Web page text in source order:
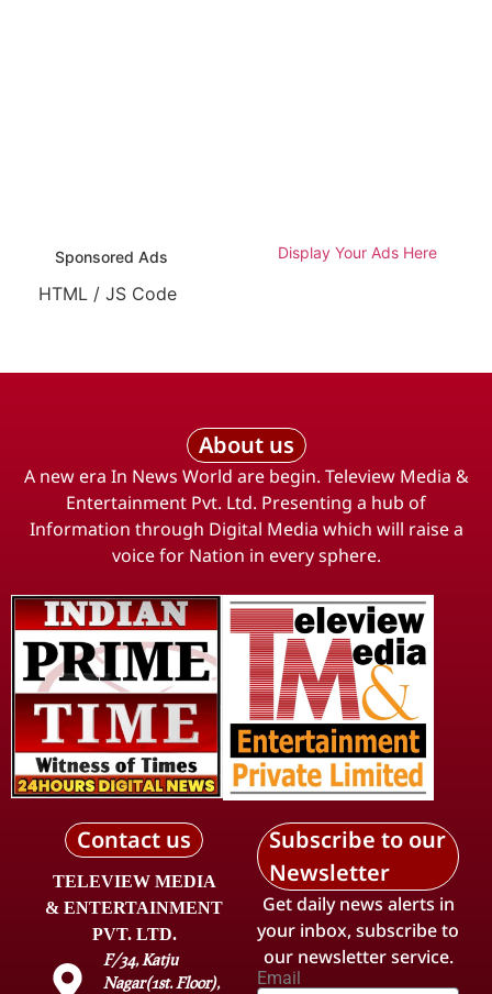
Sponsored Ads Display Your Ads Here
HTML / JS Code
About us
A new era In News World are begin. Teleview Media &
Entertainment Pvt. Ltd. Presenting a hub of
Information through Digital Media which will raise a
voice for Nation in every sphere.
Contact us
TELEVIEW MEDIA
& ENTERTAINMENT
PVT. LTD.
F/34, Katju
Nagar(1st. Floor),
Subscribe to our
Newsletter
Get daily news alerts in
your inbox, subscribe to
our newsletter service.
Email